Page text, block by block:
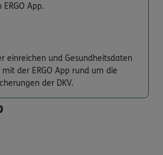
App.
einreichen und Gesundheitsdaten
der ERGO App rund um die
der DKV.